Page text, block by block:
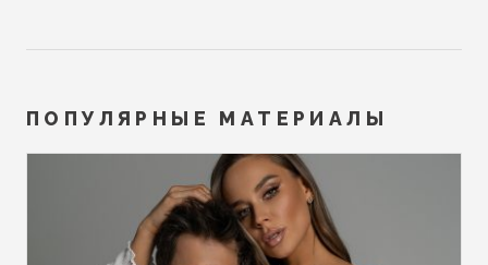
ПОПУЛЯРНЫЕ МАТЕРИАЛЫ